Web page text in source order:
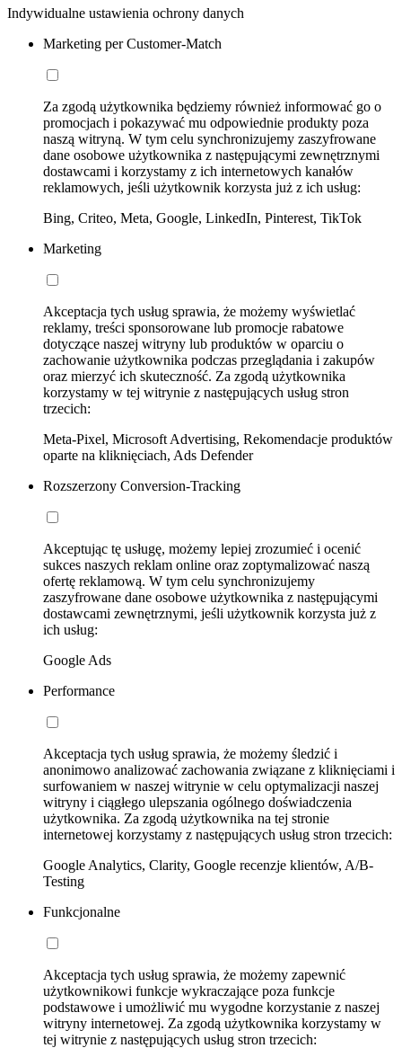
Indywidualne ustawienia ochrony danych
Marketing per Customer-Match
Za zgodą użytkownika będziemy również informować go o
promocjach i pokazywać mu odpowiednie produkty poza
naszą witryną. W tym celu synchronizujemy zaszyfrowane
dane osobowe użytkownika z następującymi zewnętrznymi
dostawcami i korzystamy z ich internetowych kanałów
reklamowych, jeśli użytkownik korzysta już z ich usług:
Bing, Criteo, Meta, Google, LinkedIn, Pinterest, TikTok
Marketing
Akceptacja tych usług sprawia, że możemy wyświetlać
reklamy, treści sponsorowane lub promocje rabatowe
dotyczące naszej witryny lub produktów w oparciu o
zachowanie użytkownika podczas przeglądania i zakupów
oraz mierzyć ich skuteczność. Za zgodą użytkownika
korzystamy w tej witrynie z następujących usług stron
trzecich:
Meta-Pixel, Microsoft Advertising, Rekomendacje produktów
oparte na kliknięciach, Ads Defender
Rozszerzony Conversion-Tracking
Akceptując tę usługę, możemy lepiej zrozumieć i ocenić
sukces naszych reklam online oraz zoptymalizować naszą
ofertę reklamową. W tym celu synchronizujemy
zaszyfrowane dane osobowe użytkownika z następującymi
dostawcami zewnętrznymi, jeśli użytkownik korzysta już z
ich usług:
Google Ads
Performance
Akceptacja tych usług sprawia, że możemy śledzić i
anonimowo analizować zachowania związane z kliknięciami i
surfowaniem w naszej witrynie w celu optymalizacji naszej
witryny i ciągłego ulepszania ogólnego doświadczenia
użytkownika. Za zgodą użytkownika na tej stronie
internetowej korzystamy z następujących usług stron trzecich:
Google Analytics, Clarity, Google recenzje klientów, A/B-
Testing
Funkcjonalne
Akceptacja tych usług sprawia, że możemy zapewnić
użytkownikowi funkcje wykraczające poza funkcje
podstawowe i umożliwić mu wygodne korzystanie z naszej
witryny internetowej. Za zgodą użytkownika korzystamy w
tej witrynie z następujących usług stron trzecich: